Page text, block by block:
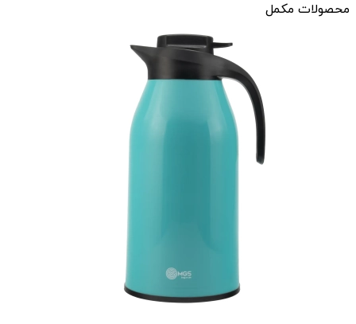
محصولات مکمل